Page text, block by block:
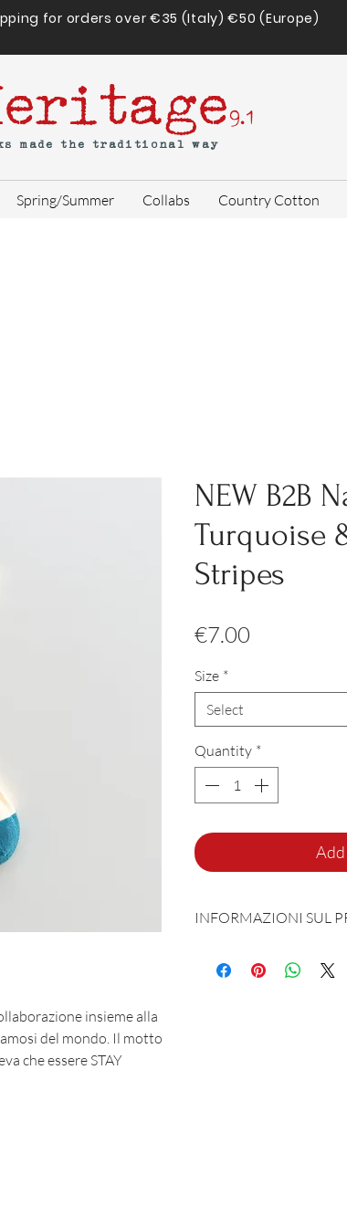
for orders over €35 (Italy) €50 (Europe)
9.1
made the traditional way
Spring/Summer Collabs Country Cotton
insieme alla
del mondo. Il motto
che essere STAY
NEW B2B
Turquoise
Stripes
€7.00
Size *
Select
Quantity *
INFORMAZIONI SUL